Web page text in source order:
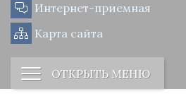
Интернет-приемная
Карта сайта
ОТКРЫТЬ МЕНЮ